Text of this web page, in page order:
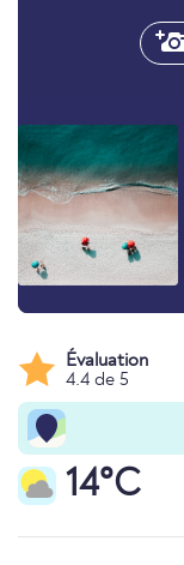
Évaluation
4.4 de 5
14°C